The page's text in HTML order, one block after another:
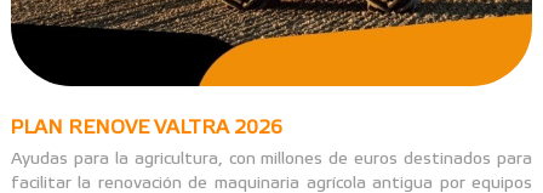
PLAN RENOVE VALTRA 2026
Ayudas para la agricultura, con millones de euros destinados para
facilitar la renovación de maquinaria agrícola antigua por equipos